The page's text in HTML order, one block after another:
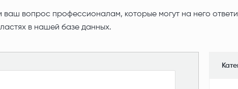
вопрос профессионалам, которые могут на него
в нашей базе данных.